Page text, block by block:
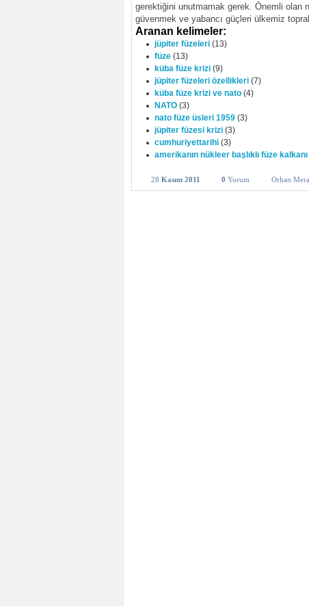
gerektiğini unutmamak gerek. Önemli olan
güvenmek ve yabancı güçleri ülkemiz
Aranan kelimeler:
jüpiter füzeleri (13)
füze (13)
küba füze krizi (9)
jüpiter füzeleri özellikleri (7)
küba füze krizi ve nato (4)
NATO (3)
nato füze üsleri 1959 (3)
jüpiter füzesi krizi (3)
cumhuriyettarihi (3)
amerikanın nükleer başlıklı füze kalkanı
28 Kasım 2011 0 Yorum Orhan